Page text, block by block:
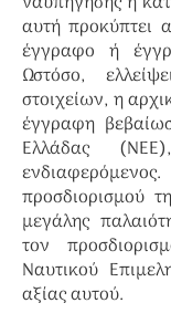
αυτή προκύπτει
έγγραφο ή
Ωστόσο,
στοιχείων, η
έγγραφη
Ελλάδας
προσδιορισμού
μεγάλης
τον
Ναυτικού
αξίας αυτού.